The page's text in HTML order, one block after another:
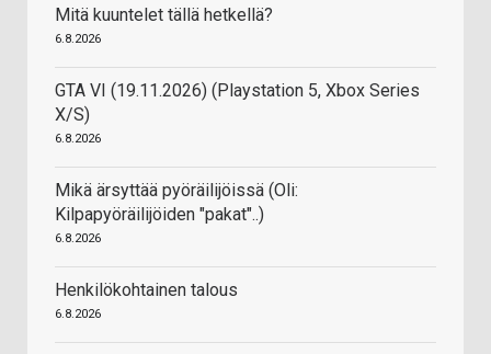
Mitä kuuntelet tällä hetkellä?
6.8.2026
GTA VI (19.11.2026) (Playstation 5, Xbox Series
X/S)
6.8.2026
Mikä ärsyttää pyöräilijöissä (Oli:
Kilpapyöräilijöiden "pakat"..)
6.8.2026
Henkilökohtainen talous
6.8.2026